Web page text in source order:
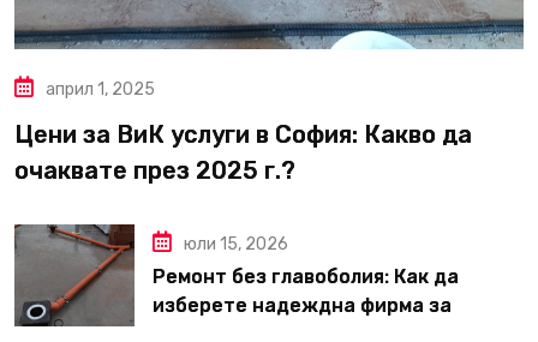
април 1, 2025
Цени за ВиК услуги в София: Какво да
очаквате през 2025 г.?
юли 15, 2026
Ремонт без главоболия: Как да
изберете надеждна фирма за